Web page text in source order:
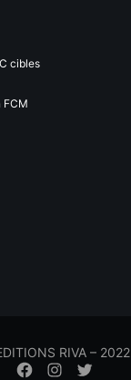
cibles
FCM
RIVA – 2022
Élément